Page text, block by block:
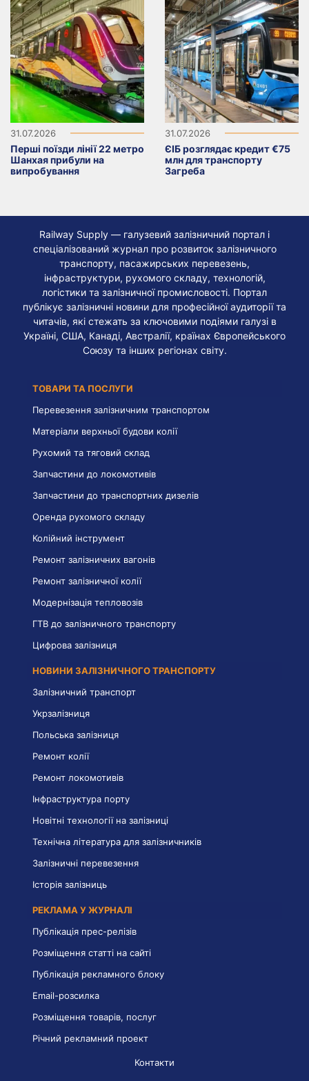
31.07.2026
Перші поїзди лінії 22 метро
Шанхая прибули на
випробування
31.07.2026
ЄІБ розглядає кредит €75
млн для транспорту
Загреба
Railway Supply — галузевий залізничний портал і
спеціалізований журнал про розвиток залізничного
транспорту, пасажирських перевезень,
інфраструктури, рухомого складу, технологій,
логістики та залізничної промисловості. Портал
публікує залізничні новини для професійної аудиторії та
читачів, які стежать за ключовими подіями галузі в
Україні, США, Канаді, Австралії, країнах Європейського
Союзу та інших регіонах світу.
ТОВАРИ ТА ПОСЛУГИ
Перевезення залізничним транспортом
Матеріали верхньої будови колії
Рухомий та тяговий склад
Запчастини до локомотивів
Запчастини до транспортних дизелів
Оренда рухомого складу
Колійний інструмент
Ремонт залізничних вагонів
Ремонт залізничної колії
Модернізація тепловозів
ГТВ до залізничного транспорту
Цифрова залізниця
НОВИНИ ЗАЛІЗНИЧНОГО ТРАНСПОРТУ
Залізничний транспорт
Укрзалізниця
Польська залізниця
Ремонт колії
Ремонт локомотивів
Інфраструктура порту
Новітні технології на залізниці
Технічна література для залізничників
Залізничні перевезення
Історія залізниць
РЕКЛАМА У ЖУРНАЛІ
Публікація прес-релізів
Розміщення статті на сайті
Публікація рекламного блоку
Email-розсилка
Розміщення товарів, послуг
Річний рекламний проект
Контакти